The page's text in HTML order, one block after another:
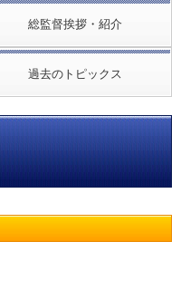
総監督挨拶・紹介
過去のトピックス